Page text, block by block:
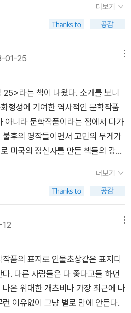
는 게 뜻대로 되지 않는 것이고 나
다. 마무리가 제대로 안되거나 이상
이 일파만파로 번져 많은 사람들을
스로가 위험하다. 아직 해결이 나지
텐데. 이 페이퍼를 쓰면서 버터링 한
람마다 기호식품은 다르고 심지어
다 다르겠지만, 나는 스트레스를
릴 때야 스트레스 해소한다 하면 주
건 내 몸이라는 걸 알아도 한참 전에
스를 받으면 버터링과 미니약과와
게 아니라 청소기로 흡입을 하듯
트레스 받은 이후에는 살이 엄청...
중. 아마 2월말까지 정도만 이 여
래서 여행이라도 갈까 생각하다가
레 진정이 안되고 있다. 어디 멀리
렇고 기간도 얼마 안 남고 해서 차
까 이 정도로 생각 중이다. 3월이
서 얘기하기로.
하는 눈앞의 삶은 그녀를 자꾸 이곳
는 핏츠 제럴드가 윌라 캐더의 이
소설이 표절로 느껴지진 않을까 염려
가 수록되어 있다. 윌라 캐더는 그
도 함께 실려있는데, 나는 이 책을
피츠제럴드를 떠올렸지만, 그러나
럴드가 걱정한 [위대한 개츠비]가 아
편 <겨울꿈>을 떠올렸다. 꿈이 사
난 까닭이다. 단편 겨울꿈에서 소년
하다가 부잣집 소녀 '주디'를 알게 된
직후 충동적으로 캐디를 그만두고
를 하고 자연스레 사랑하는 연인이
주디는 그렇게 지내는 남자가 열명이
가 지쳐서 자신을 포기하려고 하면
녀의 곁에 머물도록 했다. 그녀의 매
남자들은 다시 다정히 대해주는 순
그렇게 번번이 그녀를 기다리다 잠
기다리다가 결국 덱스터는 '아이린'
결혼을 약속한다. 아이린 옆에 있
아이도 하나 있는 '위스키 사제'란
천하지 않을 수 없는 책. 하인리히
쟁에 참전했던
일에서 가난과 황량 속에 팽개쳐진
의 다른 작품들도 참 좋다. 믿고 읽을
은 문학동네에서 찍은 <어느 어릿광
고 죽음> 비위 약하신
장부터 두 죽음과 부패의 상세 묘사
만하다. 보리슬라프 패키치, <
에이 썅, 누가 이놈의 세상을 보게
넓어서 지랄이야, 하고는 다시 자
얘기. 대단한 역설. 궁금하시
대표적 지방주
쓴 재미나고 건강한 소설책. 제발 촌
것. 난 애정을 담아 더 가깝게 느낄
광활한 네브라스카 평원으로 이주한
투쟁 이야기. 읽어보신 분은 자연스
은 장서도 읽어봤을 것이다. 내가
'은 (헌)책방이다. 편히 앉을 수 있는
게 누워서 책 읽을 때 편안한 전기
읽기에 좋은 공간이다. 하지만 컴퓨터
어서 독서를 몰입하는 데 방해된다.
거나 쌓여 있는 조용한 책방이 더
는 책방에 한 시간 이상 책을 꼼꼼
많이 없다. 그런 손님이 있더라도
가를 이리저리 왔다 갔다 둘러보고,
은 책들을 만지작거리는 손님은 없
면 무조건 두 시간 이상 책방에 머무
면서 훑어볼 수 있는 곳이 어디 있는
책방에 방문하는 것이 제일 좋다.
되는 시간대 이전인 오후 2시부터가
배를 채웠다면, 이제 책방에서 마음
두뇌를 채운다. 아니면 재미있는 소설
레스로 뭉쳐져 딱딱해진 감성을 말랑
원하는 책을 찬찬히 고르면 된다. 책
일반책으로 가격이 오르고 '무서워
왔다.하늘에서 열린책들 세계문학
야지, 이런 날씨와 명절기간에는 책
이 한꺼번에 나오는거 아닌가? 훗
쓴 작가 윌라 캐더의 소설. 전작을
로 드는 소설이다. 누구나 이야
야기가 고전이라더라.영화도 보았고,
은 적은 없구나. 언제쯤이면 그리스
까. 의외로 오래전에 이야기를 들
르로 변했다.그런데 온라인에서는 품
책들 말고, 문학동
먼저 본거 같은데, 열린책들에도 이
졸라의 소설을 얼마전에 처음 읽었는
찾아서 올해 읽어보려고 하는 작
더보기
01-25
는 책이 나왔다. 소개를 보니
형성에 기여한 역사적인 문학작품
아니라 문학작품이라는 점에서 다가
후의 명작들이면서 고민의 무게가
미국의 정신사를 만든 책들의 강해
의미에서 책에 나온 작품들을 모아봤
향을 끼쳤음을 알 수 있을 것이다.
한 판매를 보이는 것 같고, 외국판으
은 예일대학교 출판부에서 나온 판본
만한 판본은 열린책들판이 유일한
콜린스 클래식판이 판매중이다.
자> 또는 <주홍 글씨>다. 세계문
더보기
품의 표지로 인물초상같은 표지디
. 다른 사람들은 다 좋다고들 하던
온 위대한 개츠비나 가장 최근에 나
이유없이 그냥 별로 맘에 안든다.